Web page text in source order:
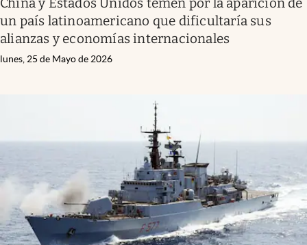
un país latinoamericano que dificultaría sus
alianzas y economías internacionales
lunes, 25 de Mayo de 2026